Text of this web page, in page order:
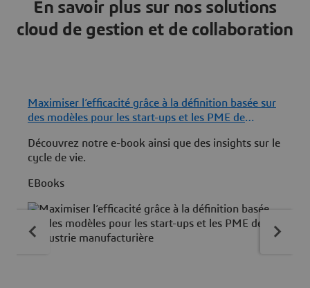
En savoir plus sur nos solutions
cloud de gestion et de collaboration
Maximiser l’efficacité grâce à la définition basée sur
des modèles pour les start-ups et les PME de
Découvrez notre e-book ainsi que des insights sur le
cycle de vie.
EBooks